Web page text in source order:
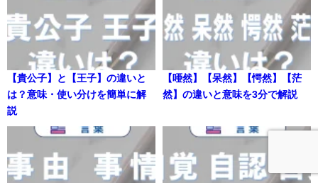
【貴公子】と【王子】の違いと
は？意味・使い分けを簡単に解
説
【唖然】【呆然】【愕然】【茫
然】の違いと意味を3分で解説